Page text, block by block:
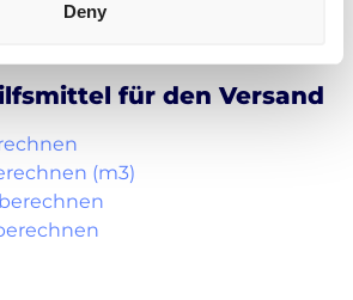
Deny
für den Versand
(m3)